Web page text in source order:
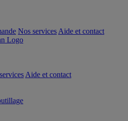
Nos services Aide et contact
Aide et contact